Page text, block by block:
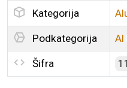
Kategorija
Podkategorija Al
Šifra